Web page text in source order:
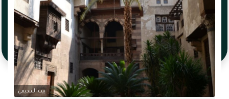
بيت السحيمي